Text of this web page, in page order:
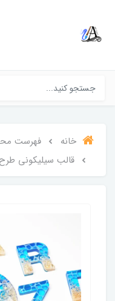
خانه
فهرست
قالب سیلیکونی